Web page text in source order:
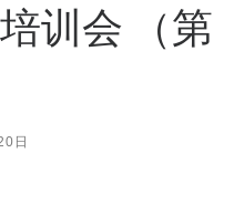
训会 （第
日